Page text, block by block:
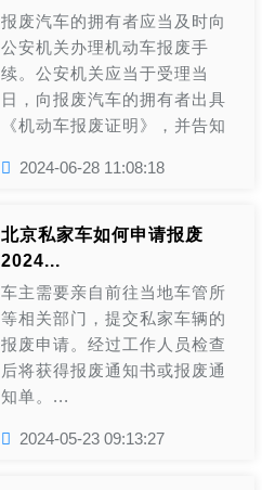
识别代号、《机动车销售统一
发票》和《机动车登记证书》
原件照片或扫描件等，向补贴
受理地(即《机动车销售统一发
票》开具地)提交补贴申请。...
报废汽车的拥有者应当及时向
公安机关办理机动车报废手
续。公安机关应当于受理当
日，向报废汽车的拥有者出具
《机动车报废证明》，并告知
回收企业。...
2024-06-28 11:08:18
北京私家车如何申请报废
2024...
车主需要亲自前往当地车管所
等相关部门，提交私家车辆的
报废申请。经过工作人员检查
后将获得报废通知书或报废通
知单。...
2024-05-23 09:13:27